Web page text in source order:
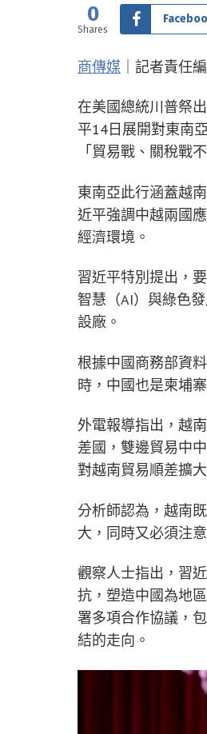
0
Shares
商傳媒 ｜記者責任
在美國總統川普祭
平14日展開對東南
「貿易戰、關稅戰
東南亞此行涵蓋越
近平強調中越兩國
經濟環境。
習近平特別提出，
智慧（AI）與綠色
設廠。
根據中國商務部資
時，中國也是柬埔
外電報導指出，越
差國，雙邊貿易中
對越南貿易順差擴
分析師認為，越南
大，同時又必須注
觀察人士指出，習
抗，塑造中國為地
署多項合作協議，
結的走向。